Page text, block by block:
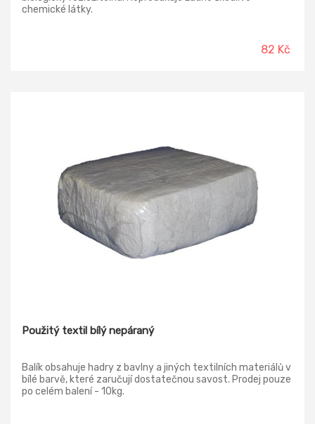
chemické látky.
82 Kč
Použitý textil bílý nepáraný
Balík obsahuje hadry z bavlny a jiných textilních materiálů v
bílé barvě, které zaručují dostatečnou savost. Prodej pouze
po celém balení - 10kg.